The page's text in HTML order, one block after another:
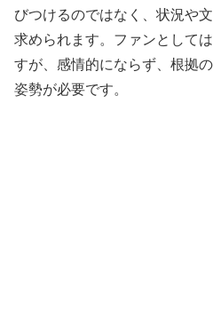
びつけるのではなく、状況や
求められます。ファンとして
すが、感情的にならず、根拠
姿勢が必要です。